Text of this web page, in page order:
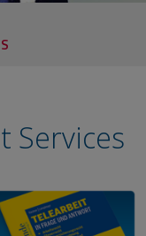
Services